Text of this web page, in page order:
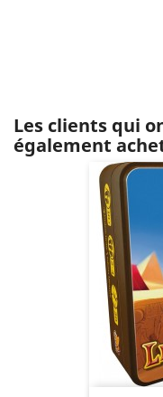
Les clients qui
également